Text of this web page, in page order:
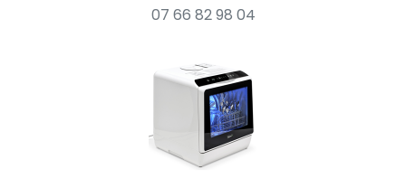
07 66 82 98 04